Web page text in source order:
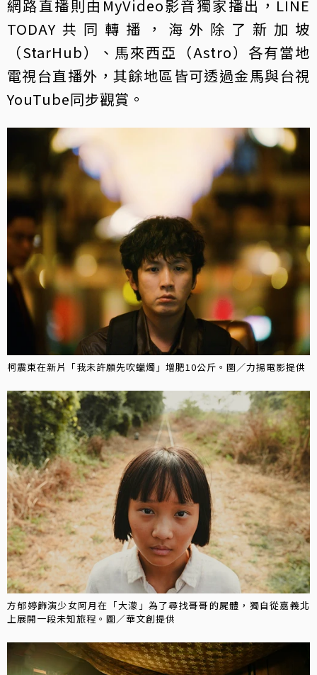
網路直播則由MyVideo影音獨家播出，LINE
TODAY共同轉播，海外除了新加坡
（StarHub）、馬來西亞（Astro）各有當地
電視台直播外，其餘地區皆可透過金馬與台視
YouTube同步觀賞。
柯震東在新片「我未許願先吹蠟燭」增肥10公斤。圖／力揚電影提供
方郁婷飾演少女阿月在「大濛」為了尋找哥哥的屍體，獨自從嘉義北
上展開一段未知旅程。圖／華文創提供